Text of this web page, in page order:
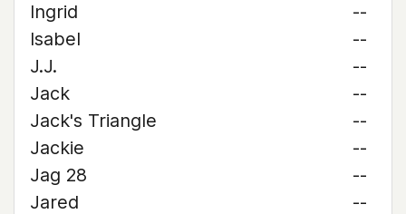
Ingrid
--
Isabel
--
J.J.
--
Jack
--
Jack's Triangle
--
Jackie
--
Jag 28
--
Jared
--